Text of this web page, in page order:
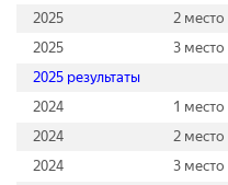
2025 2 место
2025
3 место
2025 результаты
2024
1 место
2024
2 место
2024
3 место